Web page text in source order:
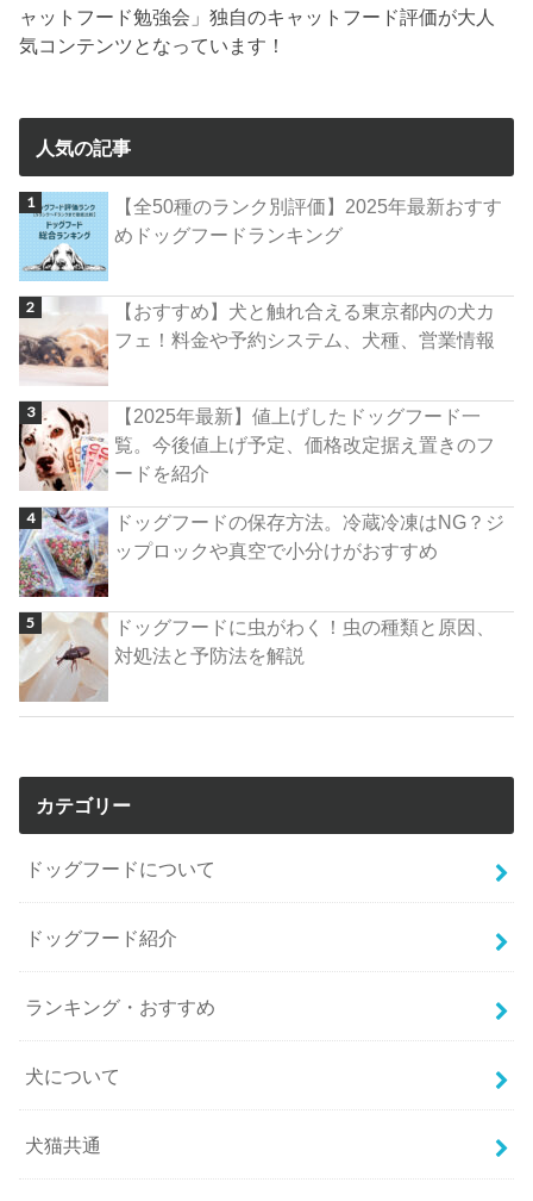
ャットフード勉強会」独自のキャットフード評価が大人
気コンテンツとなっています！
人気の記事
【全50種のランク別評価】2025年最新おすす
めドッグフードランキング
【おすすめ】犬と触れ合える東京都内の犬カ
フェ！料金や予約システム、犬種、営業情報
【2025年最新】値上げしたドッグフード一
覧。今後値上げ予定、価格改定据え置きのフ
ードを紹介
ドッグフードの保存方法。冷蔵冷凍はNG？ジ
ップロックや真空で小分けがおすすめ
ドッグフードに虫がわく！虫の種類と原因、
対処法と予防法を解説
カテゴリー
ドッグフードについて
ドッグフード紹介
ランキング・おすすめ
犬について
犬猫共通